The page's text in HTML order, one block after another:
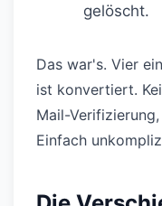
gelöscht.
Das war's. Vier
ist konvertiert.
Mail-
Einfach